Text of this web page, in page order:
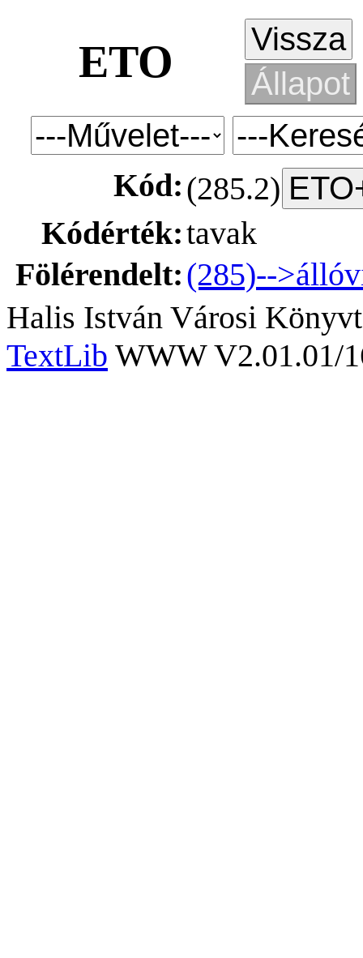
ETO
Kód:(285.2)
Kódérték:tavak
Fölérendelt:(285)--
Halis István Városi
TextLib WWW V2.01.01/